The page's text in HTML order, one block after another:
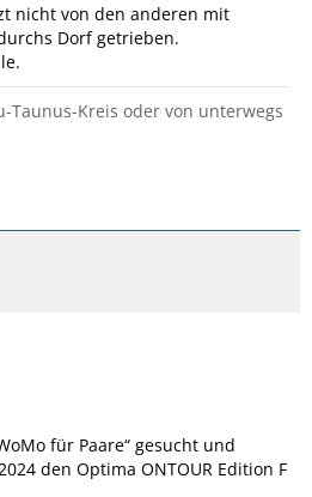
nicht von den anderen mit
Dorf getrieben.
Taunus-Kreis oder von unterwegs
für Paare“ gesucht und
den Optima ONTOUR Edition F